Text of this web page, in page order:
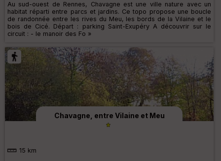
Au sud-ouest de Rennes, Chavagne est une ville nature avec un
habitat réparti entre parcs et jardins. Ce topo propose une boucle
de randonnée entre les rives du Meu, les bords de la Vilaine et le
bois de Cicé. Départ : parking Saint-Exupéry A découvrir sur le
circuit : - le manoir des Fo »
Chavagne, entre Vilaine et Meu
15 km